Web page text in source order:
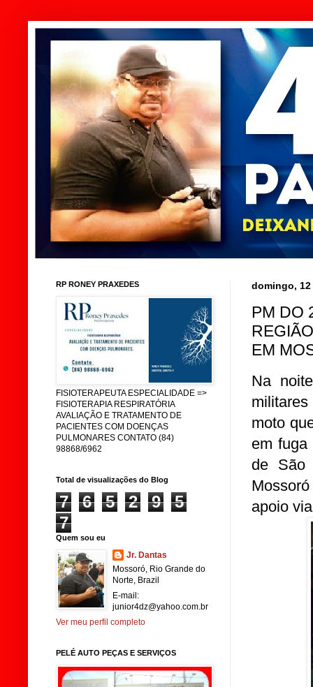
domingo,
PM DO
EM
Na
moto
em fuga
de São
apoio
RP RONEY PRAXEDES
FISIOTERAPEUTA ESPECIALIDADE =>
FISIOTERAPIA RESPIRATÓRIA
AVALIAÇÃO E TRATAMENTO DE
PACIENTES COM DOENÇAS
PULMONARES CONTATO (84)
98868/6962
Total de visualizações do Blog
7 6 5 2 9
5
7
Quem sou eu
Jr. Dantas
Mossoró, Rio Grande do
Norte, Brazil
E-mail:
junior4dz@yahoo.com.br
Ver meu perfil completo
PELÉ AUTO PEÇAS E SERVIÇOS